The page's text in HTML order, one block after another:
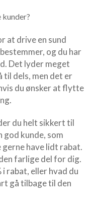
kunder?
at drive en sund
og du har
Det lyder meget
dels, men det er
du ønsker at flytte
du helt sikkert til
god kunde, som
have lidt rabat.
farlige del for dig.
rabat, eller hvad du
gå tilbage til den